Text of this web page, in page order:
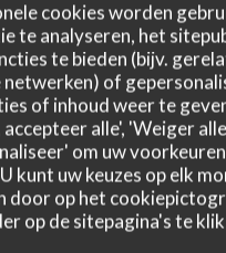
cookies worden
te analyseren, het
te bieden (bijv.
netwerken) of
of inhoud weer te
accepteer alle', 'Weiger
om uw
kunt uw keuzes op elk
door op het
op de sitepagina's te
: 4/5 Kwaliteit / Prijs : 4/5
y trouve sont